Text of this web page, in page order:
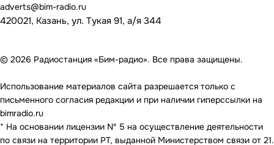
adverts@bim-radio.ru
420021, Казань, ул. Тукая 91, а/я 344
© 2026 Радиостанция «Бим-радио». Все права защищены.
Использование материалов сайта разрешается только с
письменного согласия редакции и при наличии гиперссылки на
bimradio.ru
* На основании лицензии Nº 5 на осуществление деятельности
по связи на территории РТ, выданной Министерством связи от 21.